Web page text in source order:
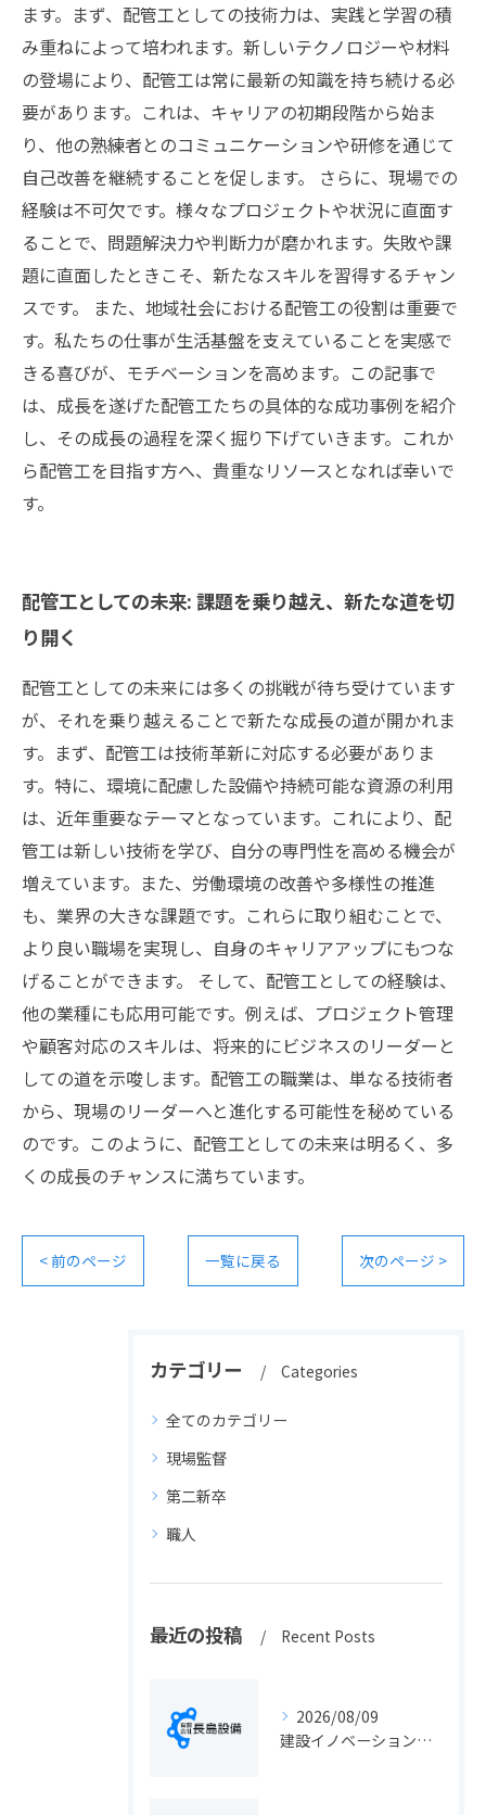
ます。まず、配管工としての技術力は、実践と学習の積
み重ねによって培われます。新しいテクノロジーや材料
の登場により、配管工は常に最新の知識を持ち続ける必
要があります。これは、キャリアの初期段階から始ま
り、他の熟練者とのコミュニケーションや研修を通じて
自己改善を継続することを促します。 さらに、現場での
経験は不可欠です。様々なプロジェクトや状況に直面す
ることで、問題解決力や判断力が磨かれます。失敗や課
題に直面したときこそ、新たなスキルを習得するチャン
スです。 また、地域社会における配管工の役割は重要で
す。私たちの仕事が生活基盤を支えていることを実感で
きる喜びが、モチベーションを高めます。この記事で
は、成長を遂げた配管工たちの具体的な成功事例を紹介
し、その成長の過程を深く掘り下げていきます。これか
ら配管工を目指す方へ、貴重なリソースとなれば幸いで
す。
配管工としての未来: 課題を乗り越え、新たな道を切
り開く
配管工としての未来には多くの挑戦が待ち受けています
が、それを乗り越えることで新たな成長の道が開かれま
す。まず、配管工は技術革新に対応する必要がありま
す。特に、環境に配慮した設備や持続可能な資源の利用
は、近年重要なテーマとなっています。これにより、配
管工は新しい技術を学び、自分の専門性を高める機会が
増えています。また、労働環境の改善や多様性の推進
も、業界の大きな課題です。これらに取り組むことで、
より良い職場を実現し、自身のキャリアアップにもつな
げることができます。 そして、配管工としての経験は、
他の業種にも応用可能です。例えば、プロジェクト管理
や顧客対応のスキルは、将来的にビジネスのリーダーと
しての道を示唆します。配管工の職業は、単なる技術者
から、現場のリーダーへと進化する可能性を秘めている
のです。このように、配管工としての未来は明るく、多
くの成長のチャンスに満ちています。
< 前のページ 一覧に戻る 次のページ >
カテゴリー Categories
全てのカテゴリー
現場監督
第二新卒
職人
最近の投稿 Recent Posts
2026/08/09
建設イノベーションの最新動向と実務に活きる導入ポイント総まとめ